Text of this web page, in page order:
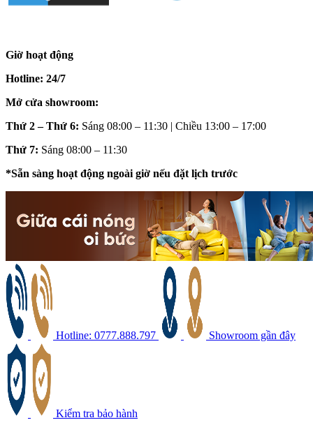
Giờ hoạt động
Hotline: 24/7
Mở cửa showroom:
Thứ 2 – Thứ 6: Sáng 08:00 – 11:30 | Chiều 13:00 – 17:00
Thứ 7: Sáng 08:00 – 11:30
*Sẵn sàng hoạt động ngoài giờ nếu đặt lịch trước
Hotline: 0777.888.797 Showroom gần đây
Kiểm tra bảo hành